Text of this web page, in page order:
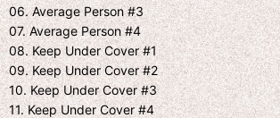
06. Average Person #3
07. Average Person #4
08. Keep Under Cover #1
09. Keep Under Cover #2
10. Keep Under Cover #3
11. Keep Under Cover #4